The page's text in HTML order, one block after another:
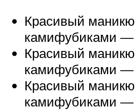
Красивый
камифубиками —
Красивый
камифубиками —
Красивый
камифубиками —